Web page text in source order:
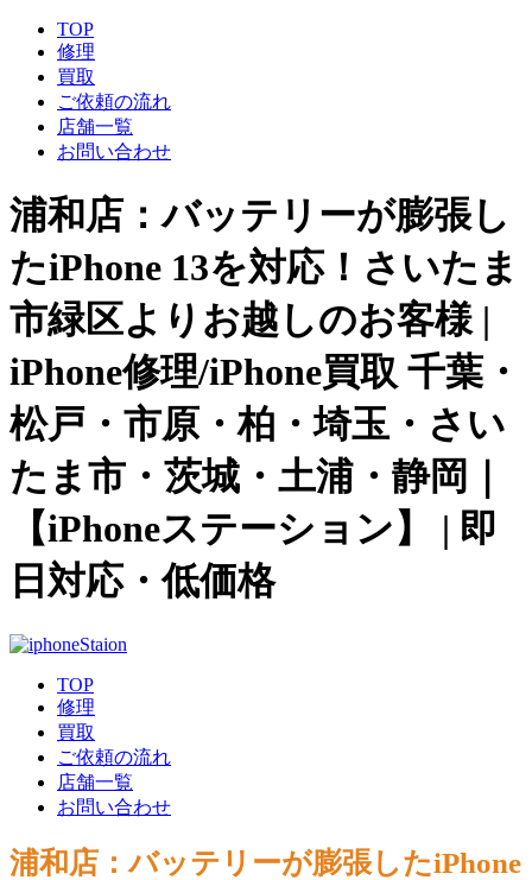
TOP
修理
買取
ご依頼の流れ
店舗一覧
お問い合わせ
浦和店：バッテリーが膨張し
たiPhone 13を対応！さいたま
市緑区よりお越しのお客様 |
iPhone修理/iPhone買取 千葉・
松戸・市原・柏・埼玉・さい
たま市・茨城・土浦・静岡｜
【iPhoneステーション】 | 即
日対応・低価格
TOP
修理
買取
ご依頼の流れ
店舗一覧
お問い合わせ
浦和店：バッテリーが膨張したiPhone